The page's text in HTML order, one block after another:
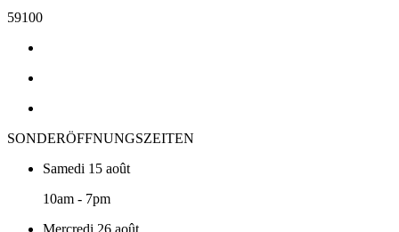
59100
SONDERÖFFNUNGSZEITEN
Samedi 15 août
10am - 7pm
Mercredi 26 août